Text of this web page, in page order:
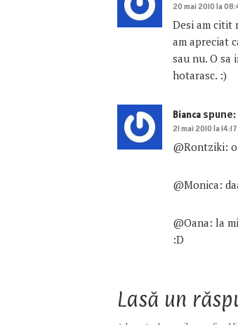
20 mai 2010 la
Desi am citit
am apreciat
sau nu. O sa
hotarasc. :)
Bianca spune:
21 mai 2010 la 14:17
@Rontziki:
@Monica:
@Oana: la
:D
Lasă un